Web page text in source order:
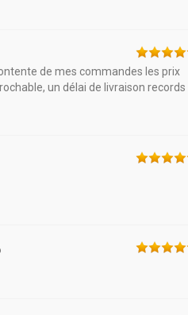
de mes commandes les prix
un délai de livraison records